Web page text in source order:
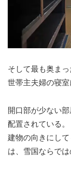
そして最も奥まっ
世帯主夫婦の寝室
開口部が少ない
配置されている。
建物の向きにし
は、雪国ならでは